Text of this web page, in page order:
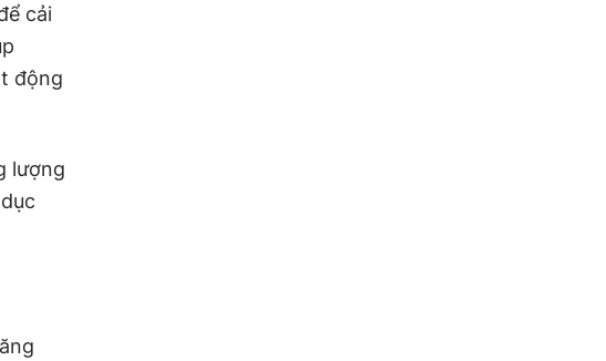
cải
động
lượng